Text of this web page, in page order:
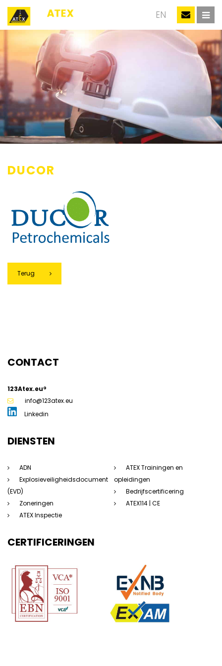
EN
DUCOR
Terug
CONTACT
123Atex.eu®
info@123atex.eu
Linkedin
DIENSTEN
ADN
Explosieveiligheidsdocument
(EVD)
Zoneringen
ATEX Inspectie
ATEX Trainingen en
opleidingen
Bedrijfscertificering
ATEX114 | CE
CERTIFICERINGEN